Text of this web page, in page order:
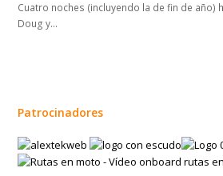
Cuatro noches (incluyendo la de fin de año)
Doug y…
Patrocinadores